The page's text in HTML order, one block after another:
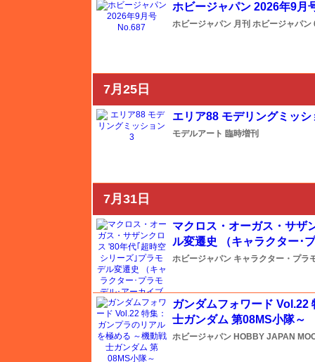
ホビージャパン 2026年9月
ホビージャパン 月刊 ホビージャパン
7月25日
エリア88 モデリングミッシ
モデルアート 臨時増刊
7月31日
マクロス・オーガス・サザ
ル変遷史 （キャラクター･
ホビージャパン キャラクター・プラ
ガンダムフォワード Vol.22
士ガンダム 第08MS小隊～
ホビージャパン HOBBY JAPAN
ウインザー＆ニュートン
ウェーブ
ウォーマスターズ
エアフィックス
AFVクラブ
amt
エース